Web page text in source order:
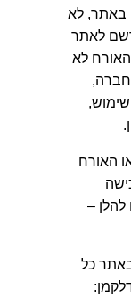
לא
לאתר
לא
האורח
להלן –
כל